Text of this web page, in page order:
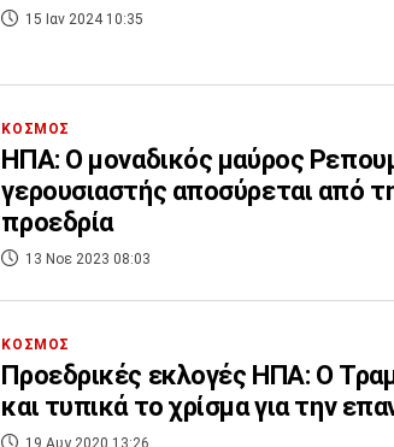
15 Ιαν 2024 10:35
ΚΟΣΜΟΣ
ΗΠΑ: Ο μοναδικός μαύρος
γερουσιαστής αποσύρεται από
προεδρία
13 Νοε 2023 08:03
ΚΟΣΜΟΣ
Προεδρικές εκλογές ΗΠΑ: Ο
και τυπικά το χρίσμα για την